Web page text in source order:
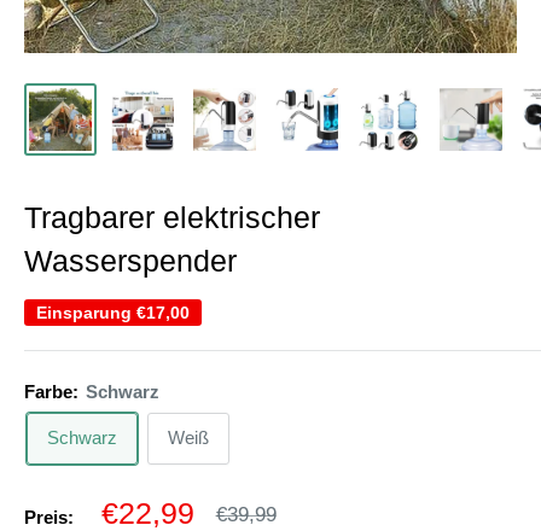
Tragbarer elektrischer
Wasserspender
Einsparung €17,00
Farbe: Schwarz
Schwarz Weiß
Preis: Sonderpreis
€22,99 Normalpreis
€39,99